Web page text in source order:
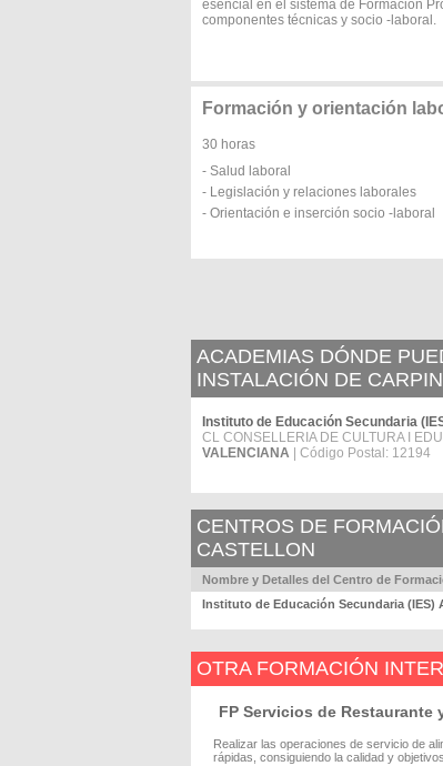
esencial en el sistema de Formación
componentes técnicas y socio -laboral.
Formación y orientación
30 horas
- Salud laboral
- Legislación y relaciones laborales
- Orientación e inserción socio -laboral
ACADEMIAS DÓNDE
INSTALACIÓN DE
Instituto de Educación Secundaria
CL CONSELLERIA DE CULTURA I
VALENCIANA | Código Postal: 12194
CENTROS DE
CASTELLON
Nombre y Detalles del Centro de
Instituto de Educación Secundaria (IES)
OTRA FORMACIÓN
FP Servicios de Restaurante
Realizar las operaciones de servicio de
rápidas, consiguiendo la calidad y